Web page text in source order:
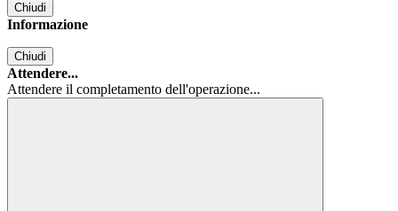
Chiudi
Informazione
Chiudi
Attendere...
Attendere il completamento dell'operazione...